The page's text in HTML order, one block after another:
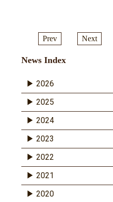
Prev Next
News Index
2026
2025
2024
2023
2022
2021
2020